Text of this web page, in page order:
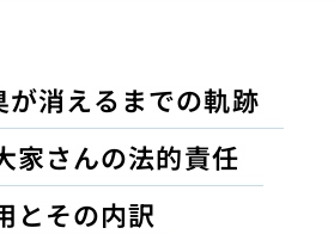
消えるまでの軌跡
家さんの法的責任
とその内訳